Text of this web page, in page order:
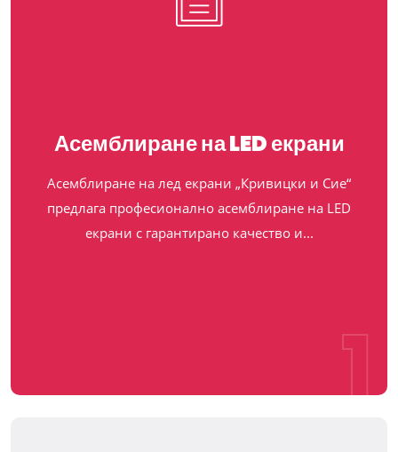
Асемблиране на LED екрани
Асемблиране на лед екрани „Кривицки и Сие“
предлага професионално асемблиране на LED
екрани с гарантирано качество и...
1